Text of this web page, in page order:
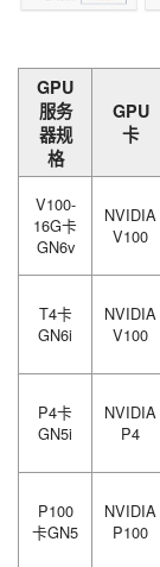
GPU
服务
器规
格
GPU
卡
V100-
16G卡
GN6v
NVIDIA
V100
T4卡
GN6i
NVIDIA
V100
P4卡
GN5i
NVIDIA
P4
P100
卡GN5
NVIDIA
P100